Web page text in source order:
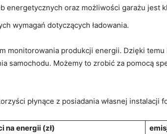
energetycznych‍ oraz‌ możliwości ‌garażu ⁣jest
wymagań dotyczących ⁤ładowania.
monitorowania produkcji​ energii. Dzięki
⁤samochodu. Możemy​ to zrobić za pomocą
płynące z posiadania własnej instalacji
na ‌energii (zł)